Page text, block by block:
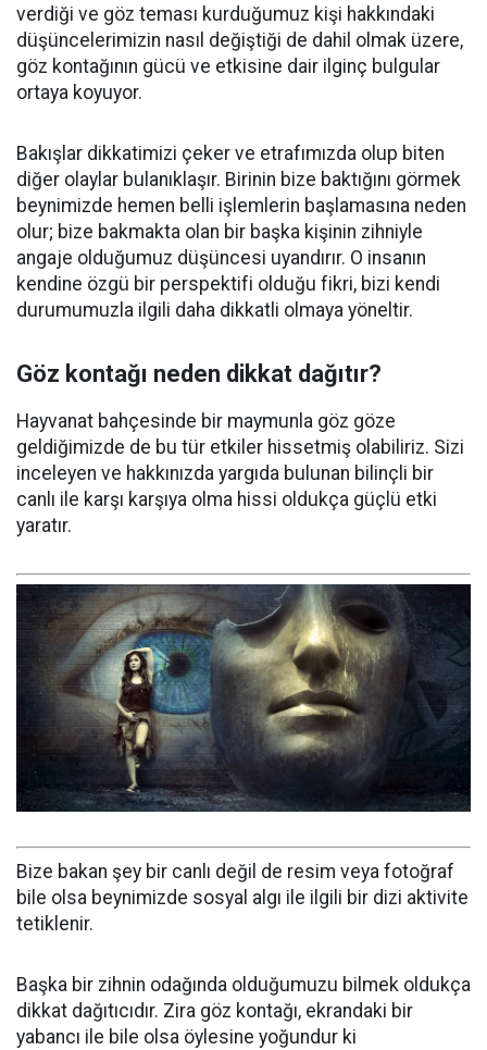
verdiği ve göz teması kurduğumuz kişi hakkındaki
düşüncelerimizin nasıl değiştiği de dahil olmak üzere,
göz kontağının gücü ve etkisine dair ilginç bulgular
ortaya koyuyor.
Bakışlar dikkatimizi çeker ve etrafımızda olup biten
diğer olaylar bulanıklaşır. Birinin bize baktığını görmek
beynimizde hemen belli işlemlerin başlamasına neden
olur; bize bakmakta olan bir başka kişinin zihniyle
angaje olduğumuz düşüncesi uyandırır. O insanın
kendine özgü bir perspektifi olduğu fikri, bizi kendi
durumumuzla ilgili daha dikkatli olmaya yöneltir.
Göz kontağı neden dikkat dağıtır?
Hayvanat bahçesinde bir maymunla göz göze
geldiğimizde de bu tür etkiler hissetmiş olabiliriz. Sizi
inceleyen ve hakkınızda yargıda bulunan bilinçli bir
canlı ile karşı karşıya olma hissi oldukça güçlü etki
yaratır.
Bize bakan şey bir canlı değil de resim veya fotoğraf
bile olsa beynimizde sosyal algı ile ilgili bir dizi aktivite
tetiklenir.
Başka bir zihnin odağında olduğumuzu bilmek oldukça
dikkat dağıtıcıdır. Zira göz kontağı, ekrandaki bir
yabancı ile bile olsa öylesine yoğundur ki